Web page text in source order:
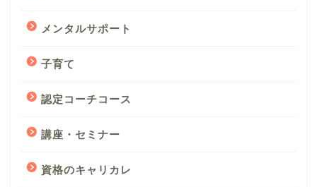
メンタルサポート
子育て
認定コーチコース
講座・セミナー
資格のキャリカレ